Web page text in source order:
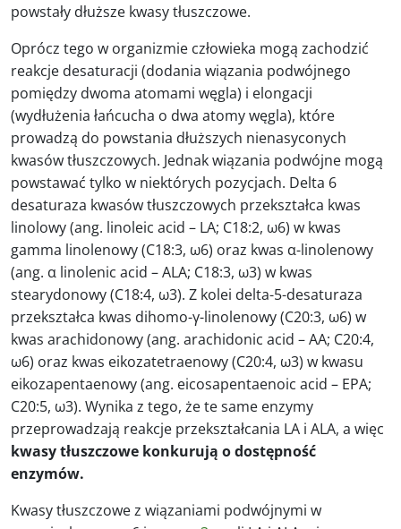
powstały dłuższe kwasy tłuszczowe.
Oprócz tego w organizmie człowieka mogą zachodzić
reakcje desaturacji (dodania wiązania podwójnego
pomiędzy dwoma atomami węgla) i elongacji
(wydłużenia łańcucha o dwa atomy węgla), które
prowadzą do powstania dłuższych nienasyconych
kwasów tłuszczowych. Jednak wiązania podwójne mogą
powstawać tylko w niektórych pozycjach. Delta 6
desaturaza kwasów tłuszczowych przekształca kwas
linolowy (ang. linoleic acid – LA; C18:2, ω6) w kwas
gamma linolenowy (C18:3, ω6) oraz kwas α-linolenowy
(ang. α linolenic acid – ALA; C18:3, ω3) w kwas
stearydonowy (C18:4, ω3). Z kolei delta-5-desaturaza
przekształca kwas dihomo-γ-linolenowy (C20:3, ω6) w
kwas arachidonowy (ang. arachidonic acid – AA; C20:4,
ω6) oraz kwas eikozatetraenowy (C20:4, ω3) w kwasu
eikozapentaenowy (ang. eicosapentaenoic acid – EPA;
C20:5, ω3). Wynika z tego, że te same enzymy
przeprowadzają reakcje przekształcania LA i ALA, a więc
kwasy tłuszczowe konkurują o dostępność
enzymów.
Kwasy tłuszczowe z wiązaniami podwójnymi w